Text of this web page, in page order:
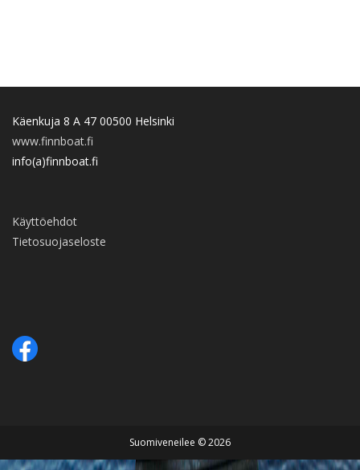
Käenkuja 8 A 47 00500 Helsinki
www.finnboat.fi
info(a)finnboat.fi
Käyttöehdot
Tietosuojaseloste
Suomiveneilee © 2026